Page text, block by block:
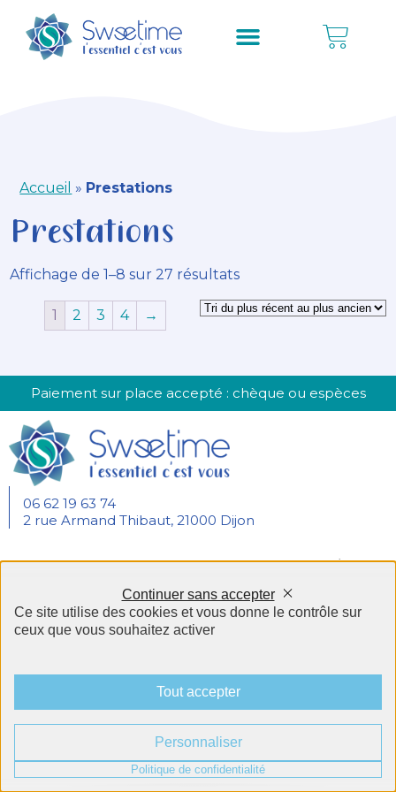
Accueil » Prestations
Prestations
Affichage de 1–8 sur 27 résultats
1 2 3 4 →
Paiement sur place accepté : chèque ou espèces
06 62 19 63 74
2 rue Armand Thibaut, 21000 Dijon
Mentions légales Plan du site CGU/CGV
Politique de confidentialité
Ce site utilise des cookies et vous donne le contrôle sur
ceux que vous souhaitez activer
Tout accepter
Continuer sans accepter
Personnaliser
Politique de confidentialité